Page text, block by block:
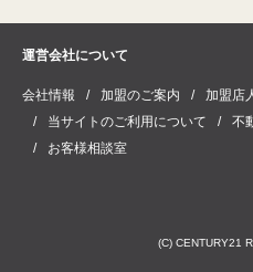
運営会社について
会社情報 加盟のご案内 加盟店
当サイトのご利用について
不
お客様相談室
(C) CENTURY21